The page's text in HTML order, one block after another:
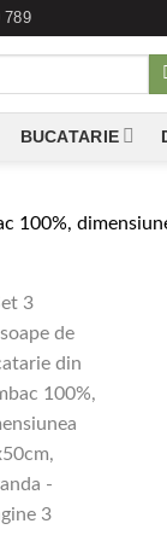
789
BUCATARIE